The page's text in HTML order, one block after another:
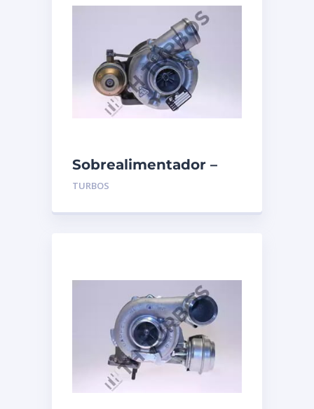
Sobrealimentador –
TURBO’S HOET –
TURBOS